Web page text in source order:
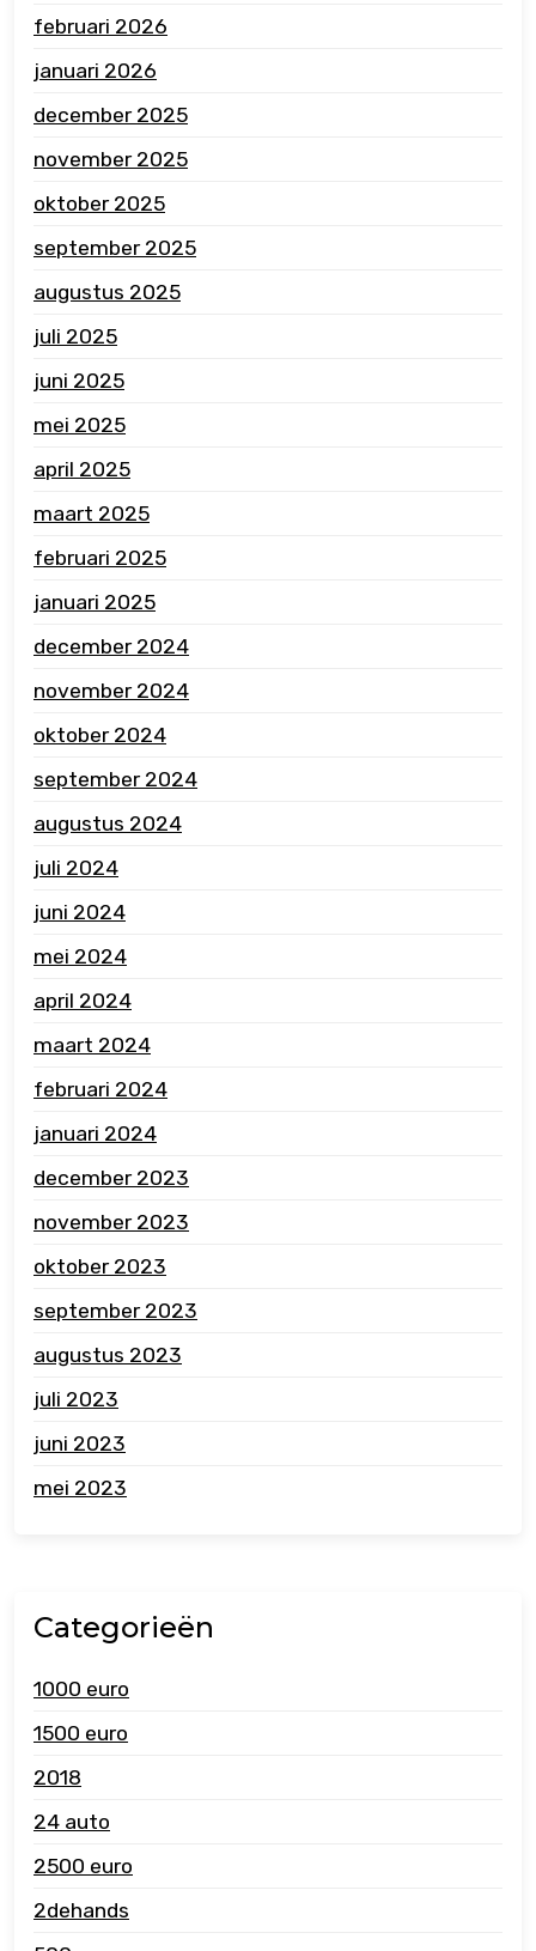
februari 2026
januari 2026
december 2025
november 2025
oktober 2025
september 2025
augustus 2025
juli 2025
juni 2025
mei 2025
april 2025
maart 2025
februari 2025
januari 2025
december 2024
november 2024
oktober 2024
september 2024
augustus 2024
juli 2024
juni 2024
mei 2024
april 2024
maart 2024
februari 2024
januari 2024
december 2023
november 2023
oktober 2023
september 2023
augustus 2023
juli 2023
juni 2023
mei 2023
Categorieën
1000 euro
1500 euro
2018
24 auto
2500 euro
2dehands